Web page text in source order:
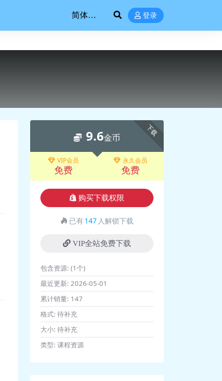
登录
下载
9.6金币
VIP会员
免费
永久会员
免费
购买下载权限
已有147 人解锁下载
VIP全站免费下载
包含资源: (1个)
最近更新: 2026-05-01
累计销量: 147
格式: 待补充
大小: 待补充
类型: 课程资源